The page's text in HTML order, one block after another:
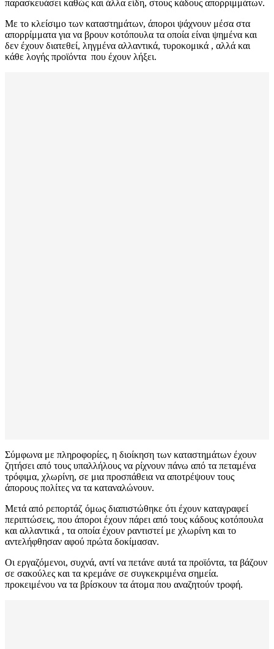
παρασκευάσει καθώς και άλλα είδη, στους κάδους απορριμμάτων.
Με το κλείσιμο των καταστημάτων, άποροι ψάχνουν μέσα στα
απορρίμματα για να βρουν κοτόπουλα τα οποία είναι ψημένα και
δεν έχουν διατεθεί, ληγμένα αλλαντικά, τυροκομικά , αλλά και
κάθε λογής προϊόντα που έχουν λήξει.
Σύμφωνα με πληροφορίες, η διοίκηση των καταστημάτων έχουν
ζητήσει από τους υπαλλήλους να ρίχνουν πάνω από τα πεταμένα
τρόφιμα, χλωρίνη, σε μια προσπάθεια να αποτρέψουν τους
άπορους πολίτες να τα καταναλώνουν.
Μετά από ρεπορτάζ όμως διαπιστώθηκε ότι έχουν καταγραφεί
περιπτώσεις, που άποροι έχουν πάρει από τους κάδους κοτόπουλα
και αλλαντικά , τα οποία έχουν ραντιστεί με χλωρίνη και το
αντελήφθησαν αφού πρώτα δοκίμασαν.
Οι εργαζόμενοι, συχνά, αντί να πετάνε αυτά τα προϊόντα, τα βάζουν
σε σακούλες και τα κρεμάνε σε συγκεκριμένα σημεία.
προκειμένου να τα βρίσκουν τα άτομα που αναζητούν τροφή.